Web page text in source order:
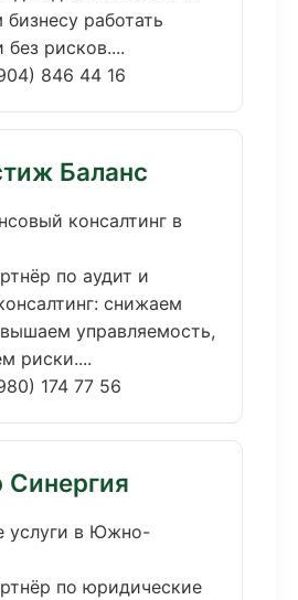
работать
рисков....
846 44 16
Баланс
консалтинг в
по аудит и
снижаем
управляемость,
риски....
174 77 56
услуги в Южно-
по юридические